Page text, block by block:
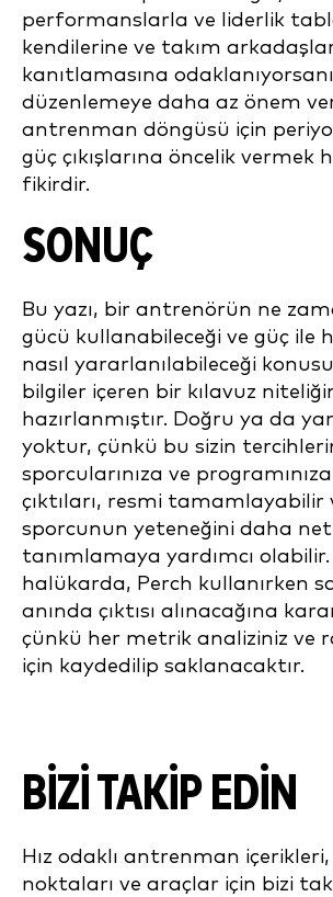
performanslarla ve liderlik
kendilerine ve takım
kanıtlamasına
düzenlemeye daha az önem
antrenman döngüsü için
güç çıkışlarına öncelik vermek
fikirdir.
SONUÇ
Bu yazı, bir antrenörün ne
gücü kullanabileceği ve güç ile
nasıl yararlanılabileceği
bilgiler içeren bir kılavuz
hazırlanmıştır. Doğru ya da
yoktur, çünkü bu sizin
sporcularınıza ve
çıktıları, resmi tamamlayabilir
sporcunun yeteneğini daha net
tanımlamaya yardımcı
halükarda, Perch kullanırken
anında çıktısı alınacağına
çünkü her metrik analiziniz ve
için kaydedilip saklanacaktır.
BİZİ TAKİP EDİN
Hız odaklı antrenman
noktaları ve araçlar için bizi